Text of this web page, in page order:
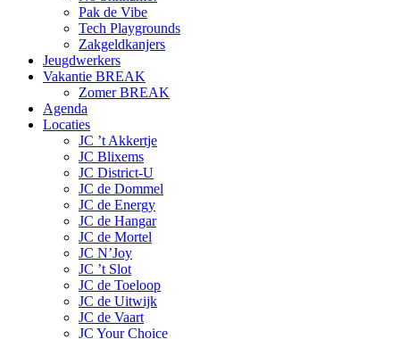
Pak de Vibe
Tech Playgrounds
Zakgeldkanjers
Jeugdwerkers
Vakantie BREAK
Zomer BREAK
Agenda
Locaties
JC ’t Akkertje
JC Blixems
JC District-U
JC de Dommel
JC de Energy
JC de Hangar
JC de Mortel
JC N’Joy
JC ’t Slot
JC de Toeloop
JC de Uitwijk
JC de Vaart
JC Your Choice